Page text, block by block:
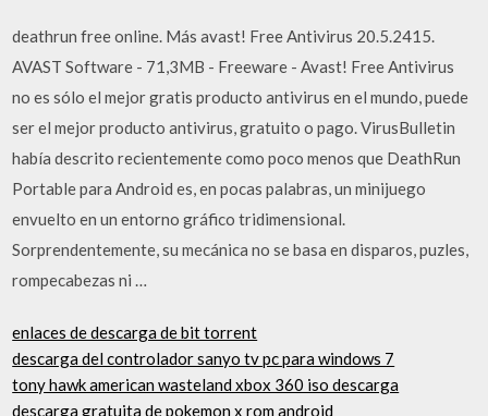
deathrun free online. Más avast! Free Antivirus 20.5.2415.
AVAST Software - 71,3MB - Freeware - Avast! Free Antivirus
no es sólo el mejor gratis producto antivirus en el mundo, puede
ser el mejor producto antivirus, gratuito o pago. VirusBulletin
había descrito recientemente como poco menos que DeathRun
Portable para Android es, en pocas palabras, un minijuego
envuelto en un entorno gráfico tridimensional.
Sorprendentemente, su mecánica no se basa en disparos, puzles,
rompecabezas ni …
enlaces de descarga de bit torrent
descarga del controlador sanyo tv pc para windows 7
tony hawk american wasteland xbox 360 iso descarga
descarga gratuita de pokemon x rom android